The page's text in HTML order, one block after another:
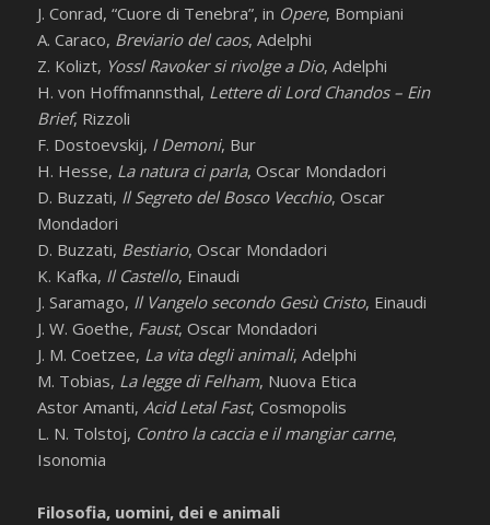
J. Conrad, “Cuore di Tenebra”, in Opere, Bompiani
A. Caraco, Breviario del caos, Adelphi
Z. Kolizt, Yossl Ravoker si rivolge a Dio, Adelphi
H. von Hoffmannsthal, Lettere di Lord Chandos – Ein
Brief, Rizzoli
F. Dostoevskij, I Demoni, Bur
H. Hesse, La natura ci parla, Oscar Mondadori
D. Buzzati, Il Segreto del Bosco Vecchio, Oscar
Mondadori
D. Buzzati, Bestiario, Oscar Mondadori
K. Kafka, Il Castello, Einaudi
J. Saramago, Il Vangelo secondo Gesù Cristo, Einaudi
J. W. Goethe, Faust, Oscar Mondadori
J. M. Coetzee, La vita degli animali, Adelphi
M. Tobias, La legge di Felham, Nuova Etica
Astor Amanti,Acid Letal Fast, Cosmopolis
L. N. Tolstoj, Contro la caccia e il mangiar carne,
Isonomia
Filosofia, uomini, dei e animali